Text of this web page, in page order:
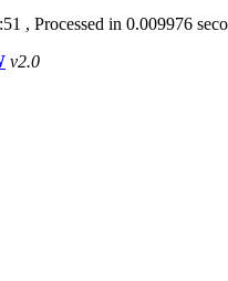
, Processed in 0.009976
v2.0